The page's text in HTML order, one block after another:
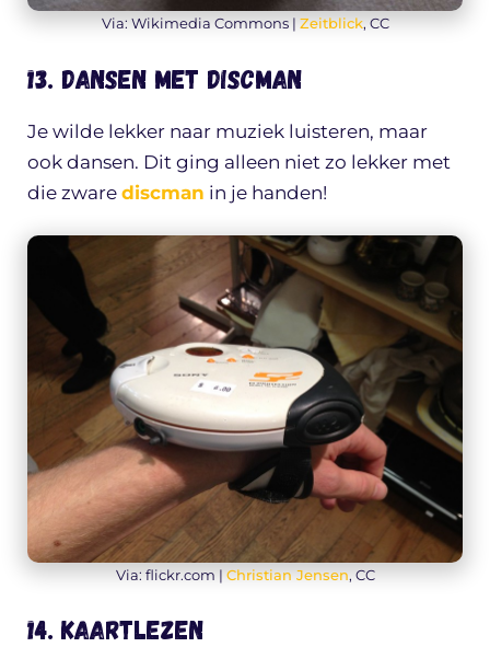
Via: Wikimedia Commons | Zeitblick, CC
13. Dansen met discman
Je wilde lekker naar muziek luisteren, maar
ook dansen. Dit ging alleen niet zo lekker met
die zware discman in je handen!
Via: flickr.com | Christian Jensen, CC
14. Kaartlezen